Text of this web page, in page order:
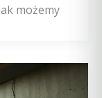
możemy